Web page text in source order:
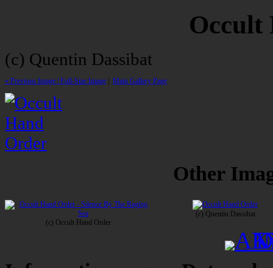
Occult
(c) Quentin Dassibat
« Previous Image | Full-Size Image Main Gallery Page
Other
(c) Occult Hand Order
(c) Quentin Dassibat